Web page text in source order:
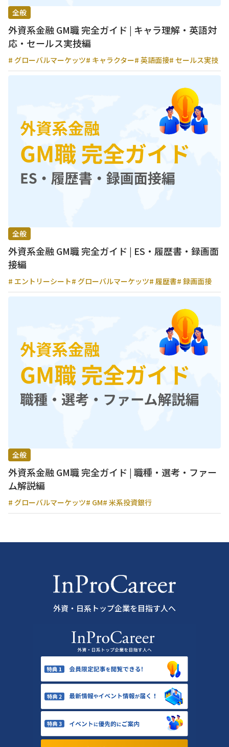
全般
外資系金融 GM職 完全ガイド | キャラ理解・英語対
応・セールス実技編
# グローバルマーケッツ# キャラクター# 英語面接# セールス実技
全般
外資系金融 GM職 完全ガイド | ES・履歴書・録画面
接編
# エントリーシート# グローバルマーケッツ# 履歴書# 録画面接
全般
外資系金融 GM職 完全ガイド | 職種・選考・ファー
ム解説編
# グローバルマーケッツ# GM# 米系投資銀行
外資・日系トップ企業を目指す人へ